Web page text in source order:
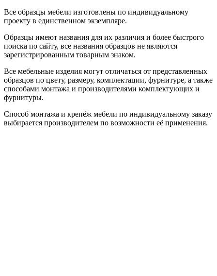
Все образцы мебели изготовлены по индивидуальному
проекту в единственном экземпляре.
Образцы имеют названия для их различия и более быстрого
поиска по сайту, все названия образцов не являются
зарегистрированным товарным знаком.
Все мебельные изделия могут отличаться от представленных
образцов по цвету, размеру, комплектации, фурнитуре, а также
способами монтажа и производителями комплектующих и
фурнитуры.
Способ монтажа и крепёж мебели по индивидуальному заказу
выбирается производителем по возможности её применения.